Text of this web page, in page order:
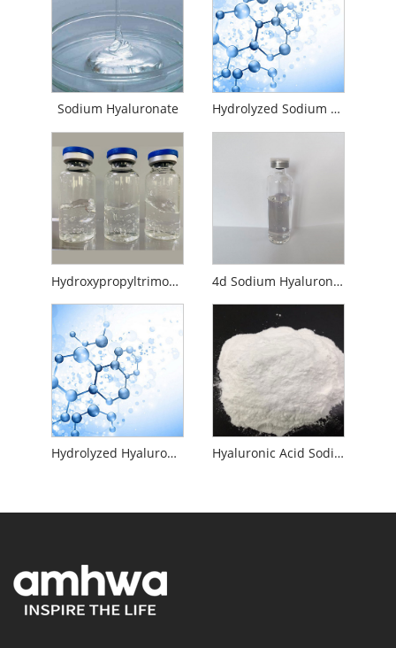
Sodium Hyaluronate Hydrolyzed Sodium Hyaluronate
Hydroxypropyltrimonium Hyaluronate 4d Sodium Hyaluronate
Hydrolyzed Hyaluronic Acid Hyaluronic Acid Sodium Salt